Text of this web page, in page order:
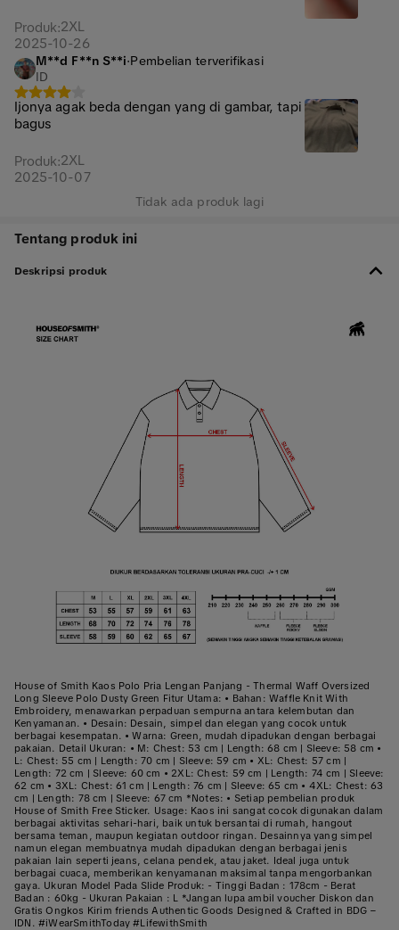
Produk:2XL
2025-10-26
M**d F**n S**i·Pembelian terverifikasi
ID
Ijonya agak beda dengan yang di gambar, tapi
bagus
Produk:2XL
2025-10-07
Tidak ada produk lagi
Tentang produk ini
Deskripsi produk
House of Smith Kaos Polo Pria Lengan Panjang - Thermal Waff Oversized
Long Sleeve Polo Dusty Green Fitur Utama: • Bahan: Waffle Knit With
Embroidery, menawarkan perpaduan sempurna antara kelembutan dan
Kenyamanan. • Desain: Desain, simpel dan elegan yang cocok untuk
berbagai kesempatan. • Warna: Green, mudah dipadukan dengan berbagai
pakaian. Detail Ukuran: • M: Chest: 53 cm | Length: 68 cm | Sleeve: 58 cm •
L: Chest: 55 cm | Length: 70 cm | Sleeve: 59 cm • XL: Chest: 57 cm |
Length: 72 cm | Sleeve: 60 cm • 2XL: Chest: 59 cm | Length: 74 cm | Sleeve:
62 cm • 3XL: Chest: 61 cm | Length: 76 cm | Sleeve: 65 cm • 4XL: Chest: 63
cm | Length: 78 cm | Sleeve: 67 cm *Notes: • Setiap pembelian produk
House of Smith Free Sticker. Usage: Kaos ini sangat cocok digunakan dalam
berbagai aktivitas sehari-hari, baik untuk bersantai di rumah, hangout
bersama teman, maupun kegiatan outdoor ringan. Desainnya yang simpel
namun elegan membuatnya mudah dipadukan dengan berbagai jenis
pakaian lain seperti jeans, celana pendek, atau jaket. Ideal juga untuk
berbagai cuaca, memberikan kenyamanan maksimal tanpa mengorbankan
gaya. Ukuran Model Pada Slide Produk: - Tinggi Badan : 178cm - Berat
Badan : 60kg - Ukuran Pakaian : L *Jangan lupa ambil voucher Diskon dan
Gratis Ongkos Kirim friends Authentic Goods Designed & Crafted in BDG –
IDN. #iWearSmithToday #LifewithSmith